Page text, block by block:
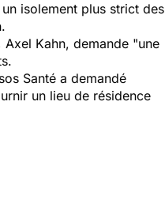
isolement plus strict des
Kahn, demande "une
Santé a demandé
un lieu de résidence